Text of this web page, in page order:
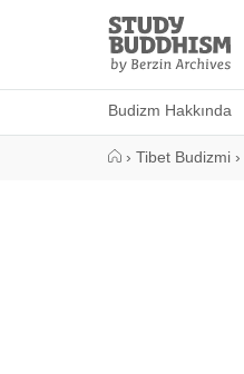
Study
Buddhism
Home
Budizm Hakkında
› Tibet Budizmi ›